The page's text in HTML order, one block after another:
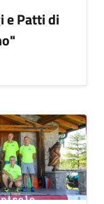
e Patti di